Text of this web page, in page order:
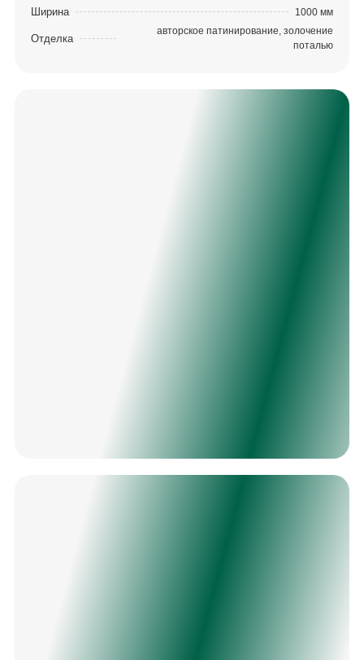
Ширина 1000 мм
Отделка
авторское патинирование, золочение
поталью